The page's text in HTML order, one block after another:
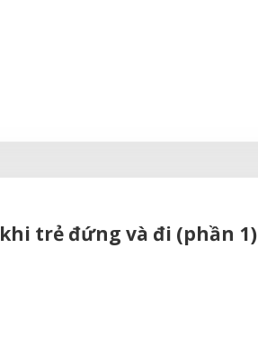
trẻ đứng và đi (phần 1)